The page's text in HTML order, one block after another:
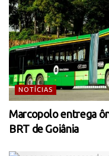
NOTÍCIAS
Marcopolo entrega
BRT de Goiânia